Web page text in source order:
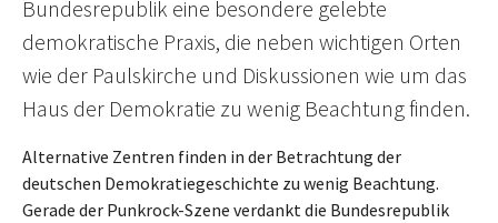
Bundesrepublik eine besondere gelebte
demokratische Praxis, die neben wichtigen Orten
wie der Paulskirche und Diskussionen wie um das
Haus der Demokratie zu wenig Beachtung finden.
Alternative Zentren finden in der Betrachtung der
deutschen Demokratiegeschichte zu wenig Beachtung.
Gerade der Punkrock-Szene verdankt die Bundesrepublik